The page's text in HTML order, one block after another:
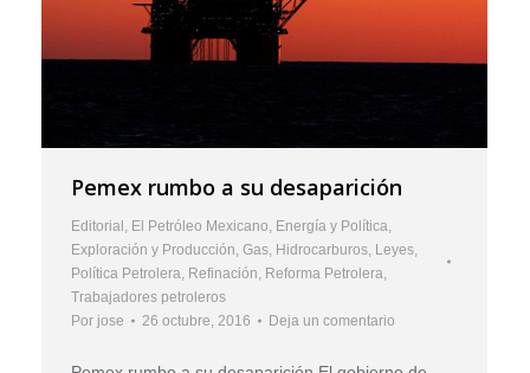
Pemex rumbo a su desaparición
Editorial , El Petróleo Mexicano, Energía y Política,
Exploración y Producción, Gas, Hidrocarburos, Leyes,
Política Petrolera, Refinación, Reforma Petrolera,
Trabajadores petroleros
Por jose 26 octubre, 2016 Deja un comentario